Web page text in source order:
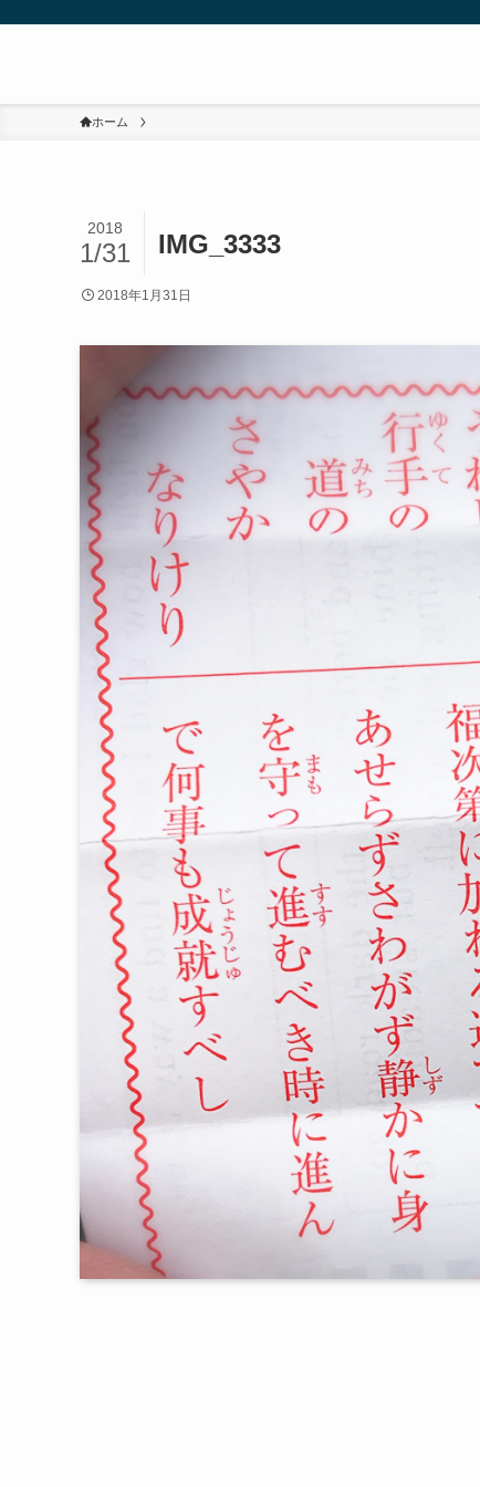
ホーム
IMG_3333
2018
1/31
2018年1月31日